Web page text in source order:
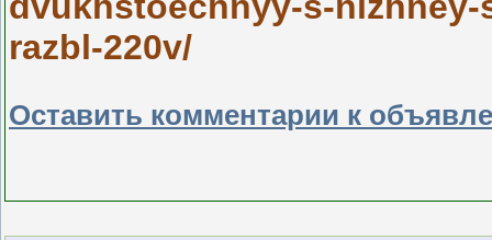
razbl-220v/
Оставить комментарии к